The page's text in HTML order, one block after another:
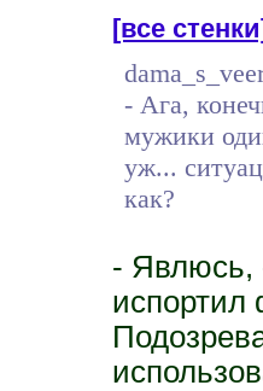
[все
- Ага,
мужики
уж...
как?
- Явлюсь,
испортил